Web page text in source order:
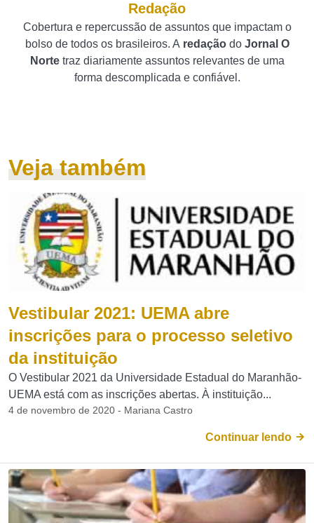
Redação
Cobertura e repercussão de assuntos que impactam o
bolso de todos os brasileiros. A redação do Jornal O
Norte traz diariamente assuntos relevantes de uma
forma descomplicada e confiável.
Veja também
Vestibular 2021: UEMA abre
inscrições para o processo seletivo
da instituição
O Vestibular 2021 da Universidade Estadual do Maranhão-
UEMA está com as inscrições abertas. À instituição...
4 de novembro de 2020 - Mariana Castro
Continuar lendo